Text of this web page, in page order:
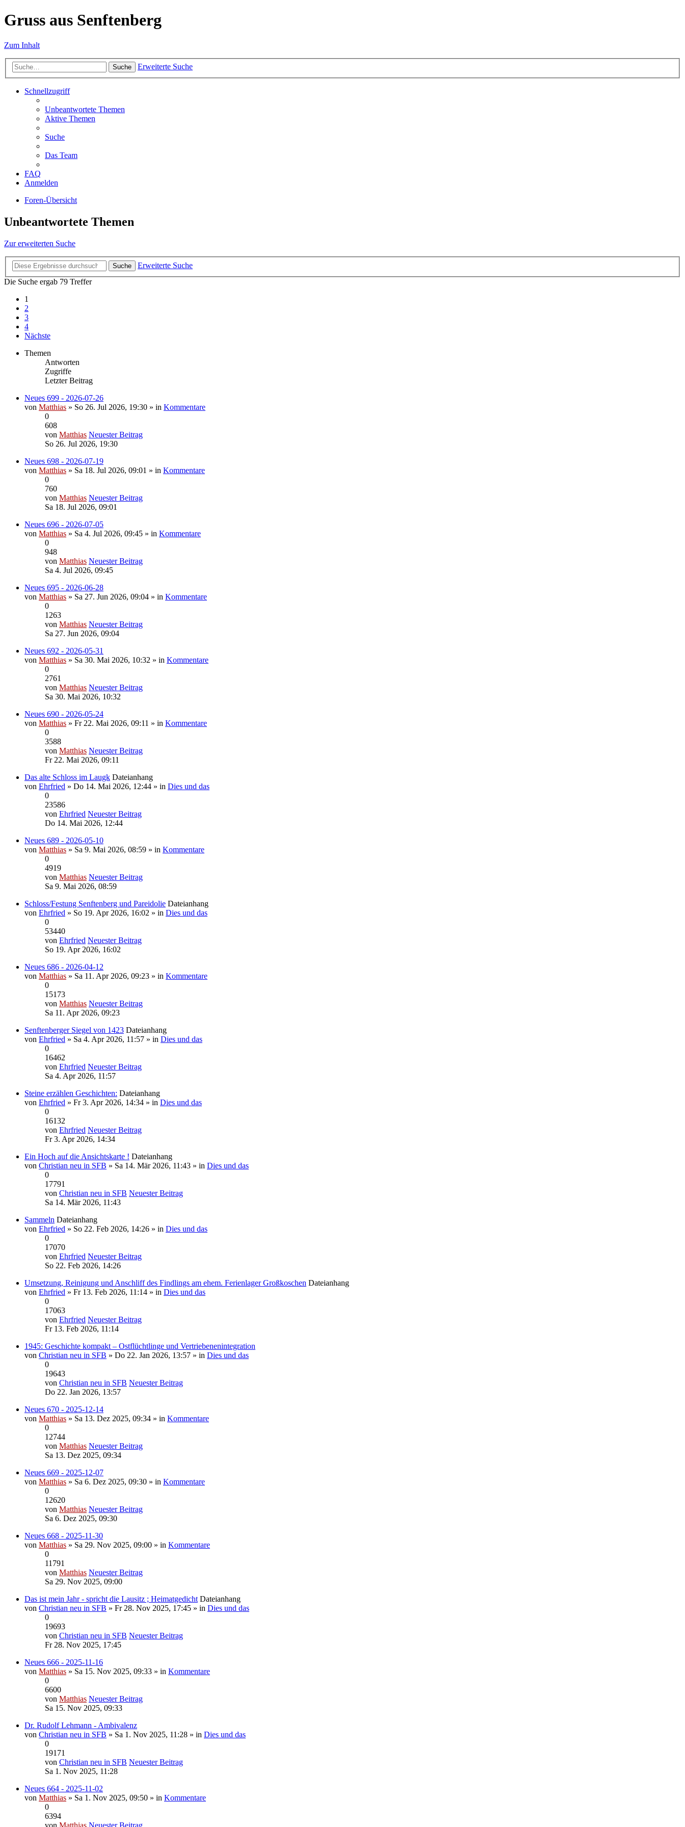
Gruss aus Senftenberg
Zum Inhalt
Suche Erweiterte Suche
Schnellzugriff
Unbeantwortete Themen
Aktive Themen
Suche
Das Team
FAQ
Anmelden
Foren-Übersicht
Unbeantwortete Themen
Zur erweiterten Suche
Suche
Erweiterte Suche
Die Suche ergab 79 Treffer
1
2
3
4
Nächste
Themen
Antworten
Zugriffe
Letzter Beitrag
Neues 699 - 2026-07-26
von Matthias » So 26. Jul 2026, 19:30 » in Kommentare
0
608
von Matthias Neuester Beitrag
So 26. Jul 2026, 19:30
Neues 698 - 2026-07-19
von Matthias » Sa 18. Jul 2026, 09:01 » in Kommentare
0
760
von Matthias Neuester Beitrag
Sa 18. Jul 2026, 09:01
Neues 696 - 2026-07-05
von Matthias » Sa 4. Jul 2026, 09:45 » in Kommentare
0
948
von Matthias Neuester Beitrag
Sa 4. Jul 2026, 09:45
Neues 695 - 2026-06-28
von Matthias » Sa 27. Jun 2026, 09:04 » in Kommentare
0
1263
von Matthias Neuester Beitrag
Sa 27. Jun 2026, 09:04
Neues 692 - 2026-05-31
von Matthias » Sa 30. Mai 2026, 10:32 » in Kommentare
0
2761
von Matthias Neuester Beitrag
Sa 30. Mai 2026, 10:32
Neues 690 - 2026-05-24
von Matthias » Fr 22. Mai 2026, 09:11 » in Kommentare
0
3588
von Matthias Neuester Beitrag
Fr 22. Mai 2026, 09:11
Das alte Schloss im Laugk Dateianhang
von Ehrfried » Do 14. Mai 2026, 12:44 » in Dies und das
0
23586
von Ehrfried Neuester Beitrag
Do 14. Mai 2026, 12:44
Neues 689 - 2026-05-10
von Matthias » Sa 9. Mai 2026, 08:59 » in Kommentare
0
4919
von Matthias Neuester Beitrag
Sa 9. Mai 2026, 08:59
Schloss/Festung Senftenberg und Pareidolie Dateianhang
von Ehrfried » So 19. Apr 2026, 16:02 » in Dies und das
0
53440
von Ehrfried Neuester Beitrag
So 19. Apr 2026, 16:02
Neues 686 - 2026-04-12
von Matthias » Sa 11. Apr 2026, 09:23 » in Kommentare
0
15173
von Matthias Neuester Beitrag
Sa 11. Apr 2026, 09:23
Senftenberger Siegel von 1423 Dateianhang
von Ehrfried » Sa 4. Apr 2026, 11:57 » in Dies und das
0
16462
von Ehrfried Neuester Beitrag
Sa 4. Apr 2026, 11:57
Steine erzählen Geschichten: Dateianhang
von Ehrfried » Fr 3. Apr 2026, 14:34 » in Dies und das
0
16132
von Ehrfried Neuester Beitrag
Fr 3. Apr 2026, 14:34
Ein Hoch auf die Ansichtskarte ! Dateianhang
von Christian neu in SFB » Sa 14. Mär 2026, 11:43 » in Dies und das
0
17791
von Christian neu in SFB Neuester Beitrag
Sa 14. Mär 2026, 11:43
Sammeln Dateianhang
von Ehrfried » So 22. Feb 2026, 14:26 » in Dies und das
0
17070
von Ehrfried Neuester Beitrag
So 22. Feb 2026, 14:26
Umsetzung, Reinigung und Anschliff des Findlings am ehem. Ferienlager Großkoschen Dateianhang
von Ehrfried » Fr 13. Feb 2026, 11:14 » in Dies und das
0
17063
von Ehrfried Neuester Beitrag
Fr 13. Feb 2026, 11:14
1945: Geschichte kompakt – Ostflüchtlinge und Vertriebenenintegration
von Christian neu in SFB » Do 22. Jan 2026, 13:57 » in Dies und das
0
19643
von Christian neu in SFB Neuester Beitrag
Do 22. Jan 2026, 13:57
Neues 670 - 2025-12-14
von Matthias » Sa 13. Dez 2025, 09:34 » in Kommentare
0
12744
von Matthias Neuester Beitrag
Sa 13. Dez 2025, 09:34
Neues 669 - 2025-12-07
von Matthias » Sa 6. Dez 2025, 09:30 » in Kommentare
0
12620
von Matthias Neuester Beitrag
Sa 6. Dez 2025, 09:30
Neues 668 - 2025-11-30
von Matthias » Sa 29. Nov 2025, 09:00 » in Kommentare
0
11791
von Matthias Neuester Beitrag
Sa 29. Nov 2025, 09:00
Das ist mein Jahr - spricht die Lausitz ; Heimatgedicht Dateianhang
von Christian neu in SFB » Fr 28. Nov 2025, 17:45 » in Dies und das
0
19693
von Christian neu in SFB Neuester Beitrag
Fr 28. Nov 2025, 17:45
Neues 666 - 2025-11-16
von Matthias » Sa 15. Nov 2025, 09:33 » in Kommentare
0
6600
von Matthias Neuester Beitrag
Sa 15. Nov 2025, 09:33
Dr. Rudolf Lehmann - Ambivalenz
von Christian neu in SFB » Sa 1. Nov 2025, 11:28 » in Dies und das
0
19171
von Christian neu in SFB Neuester Beitrag
Sa 1. Nov 2025, 11:28
Neues 664 - 2025-11-02
von Matthias » Sa 1. Nov 2025, 09:50 » in Kommentare
0
6394
von Matthias Neuester Beitrag